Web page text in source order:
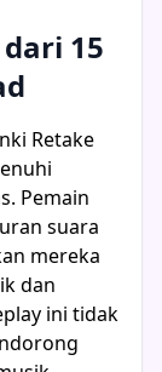
15
Retake
Pemain
suara
mereka
dan
ini tidak